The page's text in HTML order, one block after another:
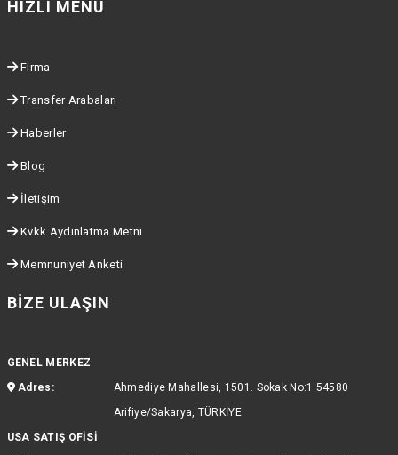
HIZLI MENÜ
Firma
Transfer Arabaları
Haberler
Blog
İletişim
Kvkk Aydınlatma Metni
Memnuniyet Anketi
BIZE ULAŞIN
GENEL MERKEZ
Adres:
Ahmediye Mahallesi, 1501. Sokak No:1 54580
Arifiye/Sakarya, TÜRKİYE
USA SATIŞ OFİSİ